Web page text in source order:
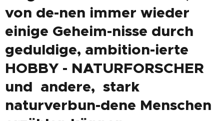
von de-nen immer wieder
einige Geheim-nisse durch
geduldige, ambition-ierte
HOBBY - NATURFORSCHER
und andere, stark
naturverbun-dene Menschen